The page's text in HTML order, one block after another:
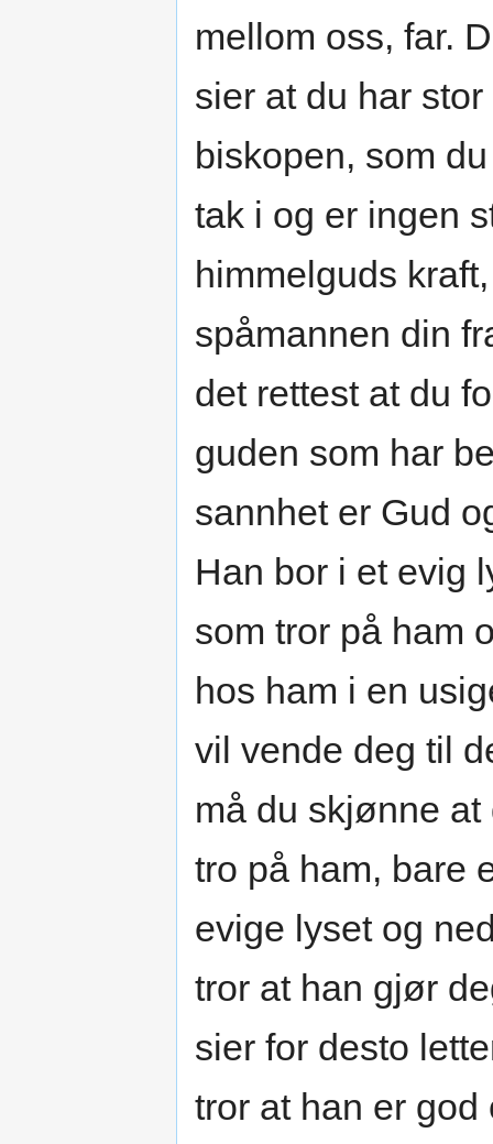
mellom oss, far.
sier at du har
biskopen, som
tak i og er ingen
himmelguds
spåmannen din
det rettest at du
guden som har
sannhet er Gud
Han bor i et evig
som tror på ham
hos ham i en
vil vende deg til
må du skjønne
tro på ham, bare
evige lyset og
tror at han gjør
sier for desto
tror at han er